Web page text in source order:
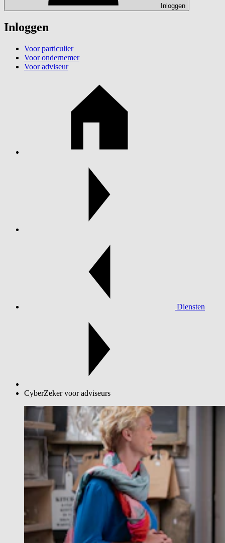
Inloggen
Inloggen
Voor particulier
Voor ondernemer
Voor adviseur
Diensten
CyberZeker voor adviseurs